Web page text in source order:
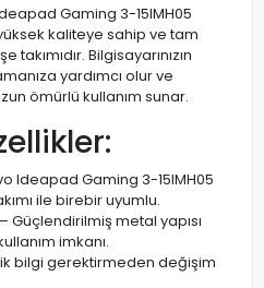
Gaming 3-15IMH05
kaliteye sahip ve tam
Bilgisayarınızın
yardımcı olur ve
ömürlü kullanım sunar.
Ideapad Gaming 3-15IMH05
ile birebir uyumlu.
– Güçlendirilmiş metal yapısı
imkanı.
bilgi gerektirmeden değişim